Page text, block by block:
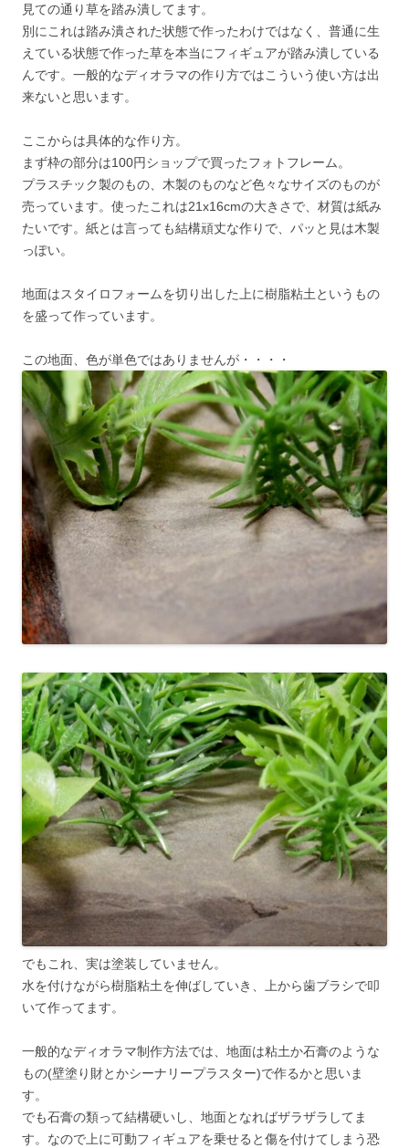
見ての通り草を踏み潰してます。
別にこれは踏み潰された状態で作ったわけではなく、普通に生
えている状態で作った草を本当にフィギュアが踏み潰している
んです。一般的なディオラマの作り方ではこういう使い方は出
来ないと思います。
ここからは具体的な作り方。
まず枠の部分は100円ショップで買ったフォトフレーム。
プラスチック製のもの、木製のものなど色々なサイズのものが
売っています。使ったこれは21x16cmの大きさで、材質は紙み
たいです。紙とは言っても結構頑丈な作りで、パッと見は木製
っぽい。
地面はスタイロフォームを切り出した上に樹脂粘土というもの
を盛って作っています。
この地面、色が単色ではありませんが・・・・
でもこれ、実は塗装していません。
水を付けながら樹脂粘土を伸ばしていき、上から歯ブラシで叩
いて作ってます。
一般的なディオラマ制作方法では、地面は粘土か石膏のような
もの(壁塗り財とかシーナリープラスター)で作るかと思いま
す。
でも石膏の類って結構硬いし、地面となればザラザラしてま
す。なので上に可動フィギュアを乗せると傷を付けてしまう恐